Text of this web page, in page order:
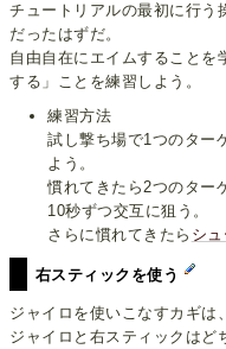
チュートリアルの最初に行う
だったはずだ。
自由自在にエイムすることを
する」ことを練習しよう。
練習方法
試し撃ち場で1つのター
よう。
慣れてきたら2つのタ
10秒ずつ交互に狙う。
さらに慣れてきたら シ
右スティックを使う
ジャイロを使いこなすカギは
ジャイロと右スティックはど